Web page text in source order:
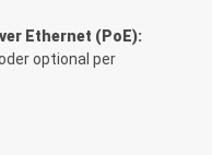
Ethernet (PoE):
optional per